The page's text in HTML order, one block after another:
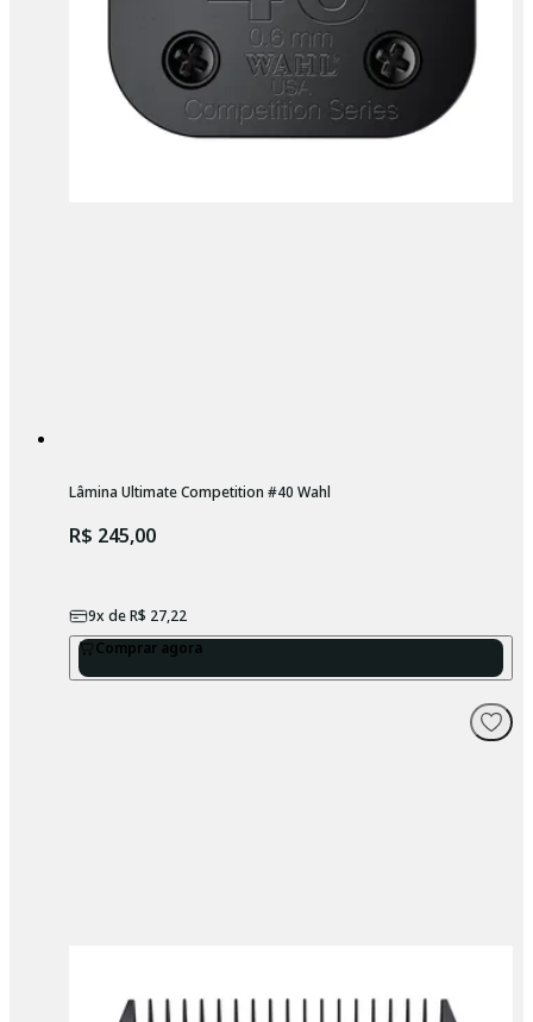
Lâmina Ultimate Competition #40 Wahl
R$ 245,00
9x deR$ 27,22
Comprar agora